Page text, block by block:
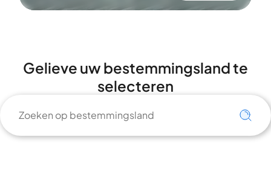
Gelieve uw bestemmingsland te
selecteren